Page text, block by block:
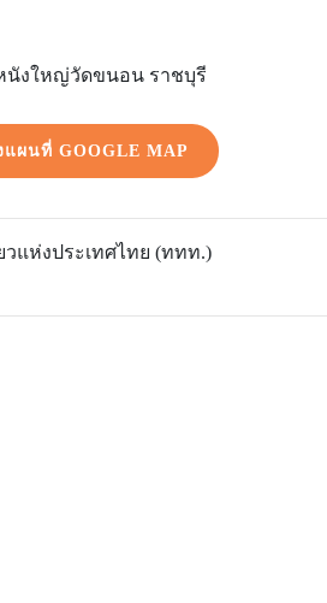
งใหญ่วัดขนอน ราชบุรี
แผนที่ GOOGLE MAP
แห่งประเทศไทย (ททท.)